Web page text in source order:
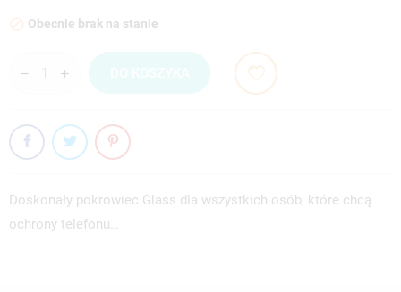
 Obecnie brak na stanie
Doskonały pokrowiec Glass dla wszystkich osób, które chcą
ochrony telefonu…